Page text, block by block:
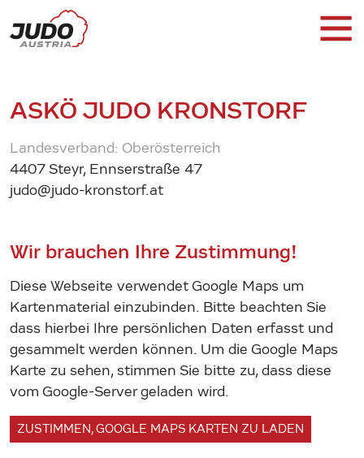
ASKÖ JUDO KRONSTORF
Landesverband: Oberösterreich
4407 Steyr, Ennserstraße 47
judo@judo-kronstorf.at
Wir brauchen Ihre Zustimmung!
Diese Webseite verwendet Google Maps um
Kartenmaterial einzubinden. Bitte beachten Sie
dass hierbei Ihre persönlichen Daten erfasst und
gesammelt werden können. Um die Google Maps
Karte zu sehen, stimmen Sie bitte zu, dass diese
vom Google-Server geladen wird.
ZUSTIMMEN, GOOGLE MAPS KARTEN ZU LADEN